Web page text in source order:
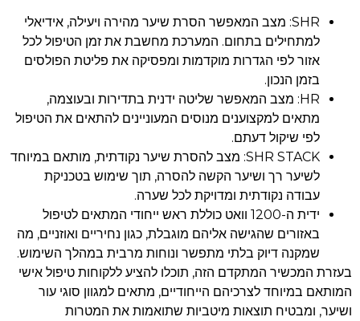
SHR: מצב המאפשר הסרת שיער מהירה ויעילה, אידיאלי
למתחילים בתחום. המערכת מחשבת את זמן הטיפול לכל
אזור לפי הגדרות מוקדמות ומפסיקה את פליטת הפולסים
בזמן הנכון.
HR: מצב המאפשר שליטה ידנית בתדירות ובעוצמה,
מתאים למקצוענים מנוסים המעוניינים להתאים את הטיפול
לפי שיקול דעתם.
SHR STACK: מצב להסרת שיער נקודתית, מותאם במיוחד
לשיער רך ושיער הקשה להסרה, תוך שימוש בטכניקת
עבודה נקודתית ומדויקת לכל שערה.
ידית ה-1200 וואט כוללת ראש ייחודי המתאים לטיפול
באזורים שהגישה אליהם מוגבלת, כגון נחיריים ואוזניים, מה
שמקנה דיוק בלתי מתפשר ונוחות מרבית במהלך השימוש.
בעזרת המכשיר המתקדם הזה, תוכלו להציע ללקוחות טיפול אישי
המותאם במיוחד לצרכיהם הייחודיים, מתאים למגוון סוגי עור
ושיער, ומבטיח תוצאות מיטביות שתואמות את המטרות